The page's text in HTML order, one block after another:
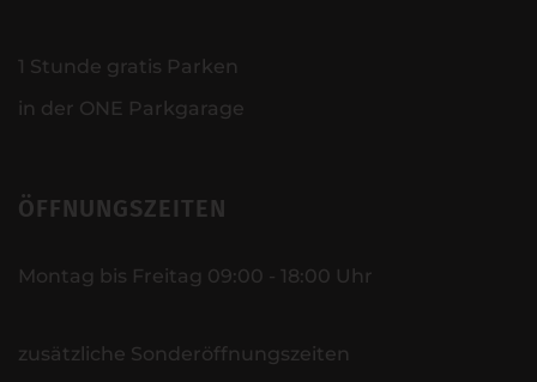
1 Stunde gratis Parken
in der ONE Parkgarage
ÖFFNUNGSZEITEN
Montag bis Freitag 09:00 - 18:00 Uhr
zusätzliche Sonderöffnungszeiten